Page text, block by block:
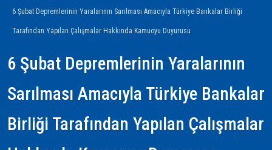
yolu
6 Şubat Depremlerinin Yaralarının Sarılması Amacıyla Türkiye Bankalar Birliği
Tarafından Yapılan Çalışmalar Hakkında Kamuoyu Duyurusu
6 Şubat Depremlerinin Yaralarının
Sarılması Amacıyla Türkiye Bankalar
Birliği Tarafından Yapılan Çalışmalar